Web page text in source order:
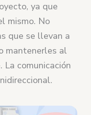
ya que
mismo. No
que se llevan a
mantenerles al
comunicación